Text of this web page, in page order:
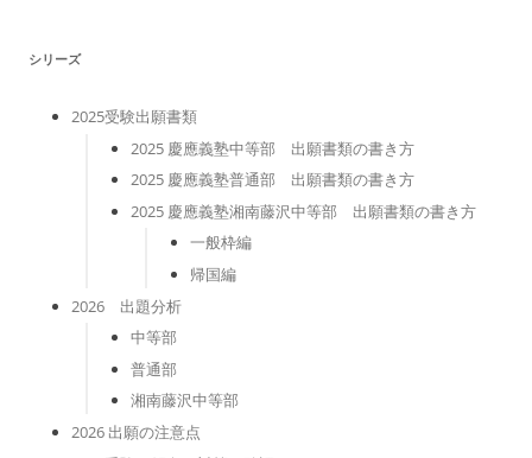
シリーズ
2025受験出願書類
2025 慶應義塾中等部 出願書類の書き方
2025 慶應義塾普通部 出願書類の書き方
2025 慶應義塾湘南藤沢中等部 出願書類の書き方
一般枠編
帰国編
2026 出題分析
中等部
普通部
湘南藤沢中等部
2026 出願の注意点